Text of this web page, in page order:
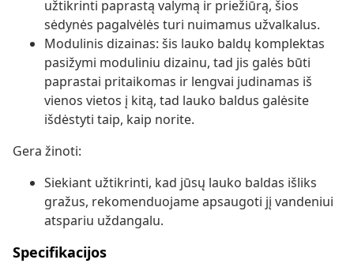
užtikrinti paprastą valymą ir priežiūrą, šios
sėdynės pagalvėlės turi nuimamus užvalkalus.
Modulinis dizainas: šis lauko baldų komplektas
pasižymi moduliniu dizainu, tad jis galės būti
paprastai pritaikomas ir lengvai judinamas iš
vienos vietos į kitą, tad lauko baldus galėsite
išdėstyti taip, kaip norite.
Gera žinoti:
Siekiant užtikrinti, kad jūsų lauko baldas išliks
gražus, rekomenduojame apsaugoti jį vandeniui
atspariu uždangalu.
Specifikacijos